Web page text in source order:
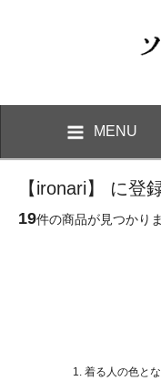
MENU
【ironari】 に登
19件の商品が見つかり
1. 着る人の色と